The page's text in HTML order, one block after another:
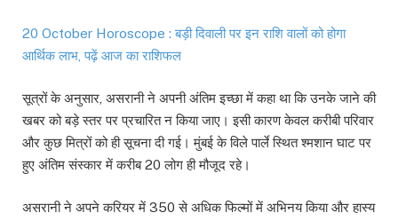
20 October Horoscope : बड़ी दिवाली पर इन राशि वालों को होगा
आर्थिक लाभ, पढ़ें आज का राशिफल
सूत्रों के अनुसार, असरानी ने अपनी अंतिम इच्छा में कहा था कि उनके जाने की
खबर को बड़े स्तर पर प्रचारित न किया जाए। इसी कारण केवल करीबी परिवार
और कुछ मित्रों को ही सूचना दी गई। मुंबई के विले पार्ले स्थित श्मशान घाट पर
हुए अंतिम संस्कार में करीब 20 लोग ही मौजूद रहे।
असरानी ने अपने करियर में 350 से अधिक फिल्मों में अभिनय किया और हास्य